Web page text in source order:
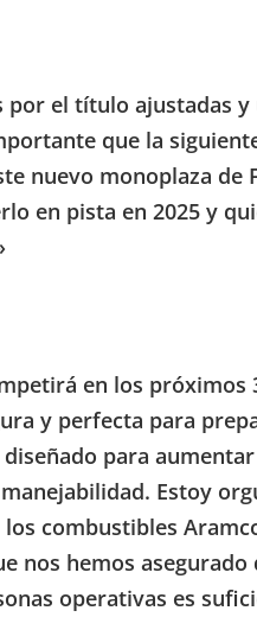
por el título ajustadas y
que la
nuevo monoplaza de
en pista en 2025 y
en los próximos
y perfecta para
para
Estoy
combustibles
nos hemos asegurado
operativas es